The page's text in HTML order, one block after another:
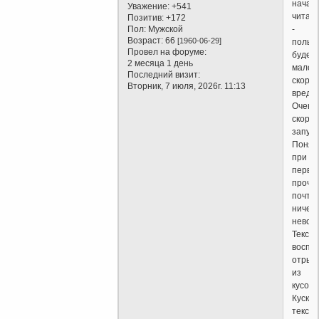
Уважение: +541
Позитив: +172
Пол: Мужской
Возраст: 66[1960-06-29]
Провел на форуме:
2 месяца 1 день
Последний визит:
Вторник, 7 июля, 2026г. 11:13
начать
читать
-
будет
мало,
скорее
вред..
Очень
скоро
при
почти
ничего
Текст
из
Куски